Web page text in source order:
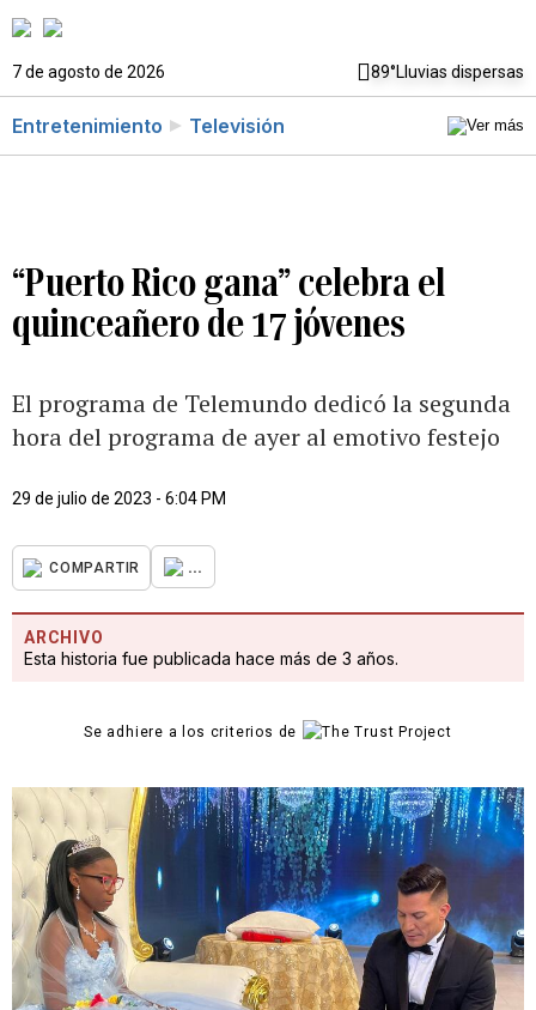
7 de agosto de 2026 89°Lluvias dispersas
Entretenimiento Televisión
“Puerto Rico gana” celebra el
quinceañero de 17 jóvenes
El programa de Telemundo dedicó la segunda
hora del programa de ayer al emotivo festejo
29 de julio de 2023 - 6:04 PM
COMPARTIR ...
ARCHIVO
Esta historia fue publicada hace más de 3 años.
Se adhiere a los criterios de